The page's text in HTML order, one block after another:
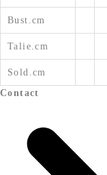
Bust.cm
Talie.cm
Sold.cm
Contact